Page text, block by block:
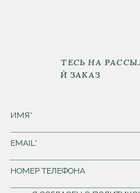
ПОДПИШИТЕСЬ НА
НА ПЕРВЫЙ ЗАКАЗ